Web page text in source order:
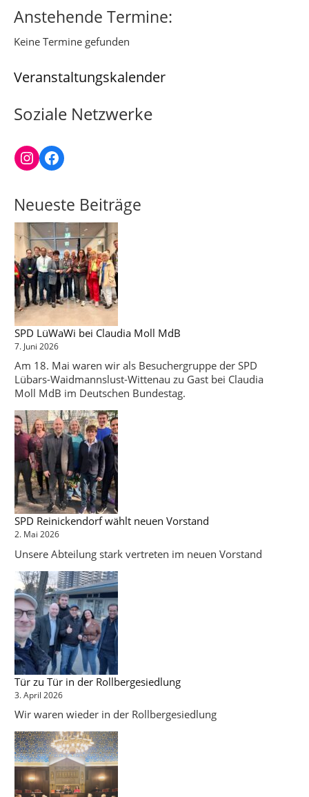
Anstehende Termine:
Keine Termine gefunden
Veranstaltungskalender
Soziale Netzwerke
Instagram
Facebook
Neueste Beiträge
SPD LüWaWi bei Claudia Moll MdB
7. Juni 2026
Am 18. Mai waren wir als Besuchergruppe der SPD
Lübars-Waidmannslust-Wittenau zu Gast bei Claudia
Moll MdB im Deutschen Bundestag.
SPD Reinickendorf wählt neuen Vorstand
2. Mai 2026
Unsere Abteilung stark vertreten im neuen Vorstand
Tür zu Tür in der Rollbergesiedlung
3. April 2026
Wir waren wieder in der Rollbergesiedlung